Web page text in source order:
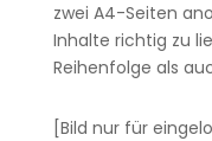
zwei A4-Seiten
Inhalte richtig zu
Reihenfolge als
[Bild nur für